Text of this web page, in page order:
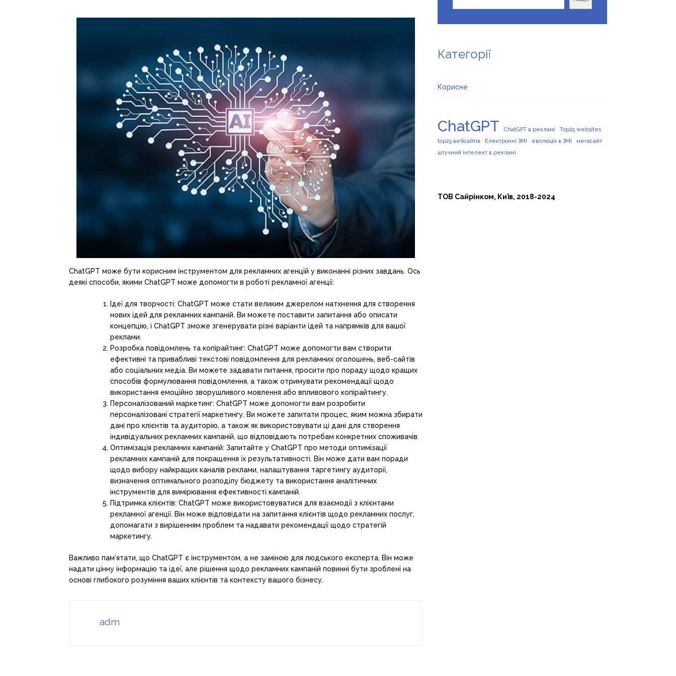
ChatGPT може бути корисним інструментом для рекламних агенцій у виконанні різних завдань. Ось
деякі способи, якими ChatGPT може допомогти в роботі рекламної агенції:
Ідеї для творчості: ChatGPT може стати великим джерелом натхнення для створення
нових ідей для рекламних кампаній. Ви можете поставити запитання або описати
концепцію, і ChatGPT зможе згенерувати різні варіанти ідей та напрямків для вашої
реклами.
Розробка повідомлень та копірайтинг: ChatGPT може допомогти вам створити
ефективні та привабливі текстові повідомлення для рекламних оголошень, веб-сайтів
або соціальних медіа. Ви можете задавати питання, просити про пораду щодо кращих
способів формулювання повідомлення, а також отримувати рекомендації щодо
використання емоційно зворушливого мовлення або впливового копірайтингу.
Персоналізований маркетинг: ChatGPT може допомогти вам розробити
персоналізовані стратегії маркетингу. Ви можете запитати процес, яким можна збирати
дані про клієнтів та аудиторію, а також як використовувати ці дані для створення
індивідуальних рекламних кампаній, що відповідають потребам конкретних споживачів.
Оптимізація рекламних кампаній: Запитайте у ChatGPT про методи оптимізації
рекламних кампаній для покращення їх результативності. Він може дати вам поради
щодо вибору найкращих каналів реклами, налаштування таргетингу аудиторії,
визначення оптимального розподілу бюджету та використання аналітичних
інструментів для вимірювання ефективності кампаній.
Підтримка клієнтів: ChatGPT може використовуватися для взаємодії з клієнтами
рекламної агенції. Він може відповідати на запитання клієнтів щодо рекламних послуг,
допомагати з вирішенням проблем та надавати рекомендації щодо стратегій
маркетингу.
Важливо пам’ятати, що ChatGPT є інструментом, а не заміною для людського експерта. Він може
надати цінну інформацію та ідеї, але рішення щодо рекламних кампаній повинні бути зроблені на
основі глибокого розуміння ваших клієнтів та контексту вашого бізнесу.
adm
Категорії
Корисне
ChatGPT ChatGPT в рекламі
Top25 websites
top25 вебсайтів
Електронні ЗМІ еволюція в ЗМІ
мегасайт
штучний інтелект в рекламі
ТОВ Сайрінком, Київ, 2018-2024